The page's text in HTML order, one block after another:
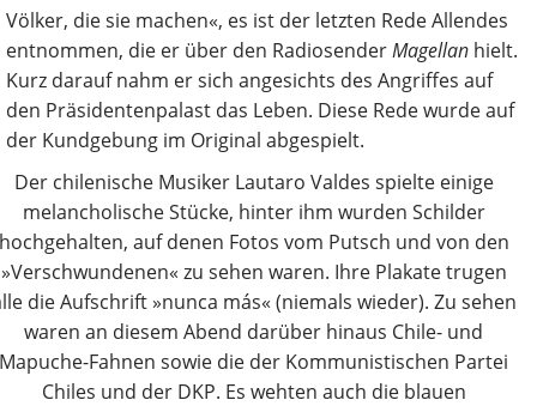
Völker, die sie machen«, es ist der letzten Rede ­Allendes
entnommen, die er über den RadiosenderMagellan hielt.
Kurz darauf nahm er sich angesichts des Angriffes auf
den Präsidentenpalast das Leben. Diese Rede wurde auf
der Kundgebung im Original abgespielt.
Der chilenische Musiker Lautaro Valdes spielte einige
melancholische Stücke, hinter ihm wurden Schilder
auf denen Fotos vom Putsch und von den
»Verschwundenen« zu sehen waren. Ihre Plakate trugen
die Aufschrift »nunca más« (niemals wieder). Zu sehen
waren an diesem Abend darüber hinaus Chile- und
Mapuche-Fahnen sowie die der Kommunistischen Partei
Chiles und der DKP. Es wehten auch die blauen